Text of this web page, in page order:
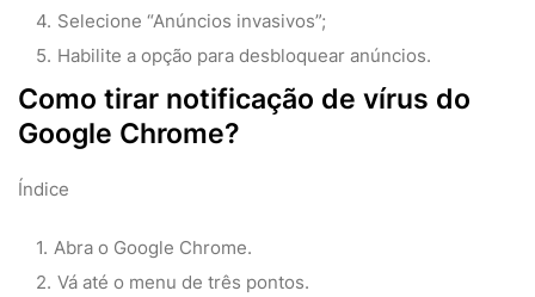
Selecione “Anúncios invasivos”;
Habilite a opção para desbloquear anúncios.
Como tirar notificação de vírus do
Google Chrome?
Índice
Abra o Google Chrome.
Vá até o menu de três pontos.